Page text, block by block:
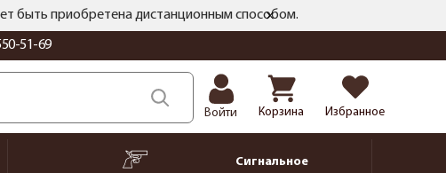
быть приобретена дистанционным способом.
51-69
Войти Корзина Избранное
Сигнальное